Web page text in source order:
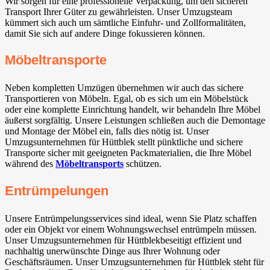
Transport Ihrer Güter zu gewährleisten. Unser Umzugsteam
kümmert sich auch um sämtliche Einfuhr- und Zollformalitäten,
damit Sie sich auf andere Dinge fokussieren können.
Möbeltransporte
Neben kompletten Umzügen übernehmen wir auch das sichere
Transportieren von Möbeln. Egal, ob es sich um ein Möbelstück
oder eine komplette Einrichtung handelt, wir behandeln Ihre Möbel
äußerst sorgfältig. Unsere Leistungen schließen auch die Demontage
und Montage der Möbel ein, falls dies nötig ist. Unser
Umzugsunternehmen für Hüttblek stellt pünktliche und sichere
Transporte sicher mit geeigneten Packmaterialien, die Ihre Möbel
während des Möbeltransports schützen.
Entrümpelungen
Unsere Entrümpelungsservices sind ideal, wenn Sie Platz schaffen
oder ein Objekt vor einem Wohnungswechsel entrümpeln müssen.
Unser Umzugsunternehmen für Hüttblekbeseitigt effizient und
nachhaltig unerwünschte Dinge aus Ihrer Wohnung oder
Geschäftsräumen. Unser Umzugsunternehmen für Hüttblek steht für